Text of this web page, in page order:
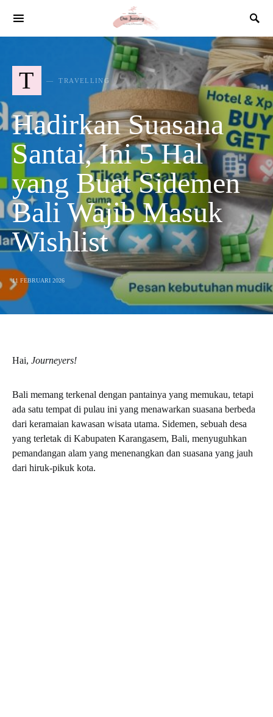
SEARCH FOR:
T TRAVELLING
Hadirkan Suasana
Santai, Ini 5 Hal
yang Buat Sidemen
Bali Wajib Masuk
Wishlist
11 FEBRUARI 2026
Hai, Journeyers!
Bali memang terkenal dengan pantainya yang memukau, tetapi
ada satu tempat di pulau ini yang menawarkan suasana berbeda
dari keramaian kawasan wisata utama. Sidemen, sebuah desa
yang terletak di Kabupaten Karangasem, Bali, menyuguhkan
pemandangan alam yang menenangkan dan suasana yang jauh
dari hiruk-pikuk kota.